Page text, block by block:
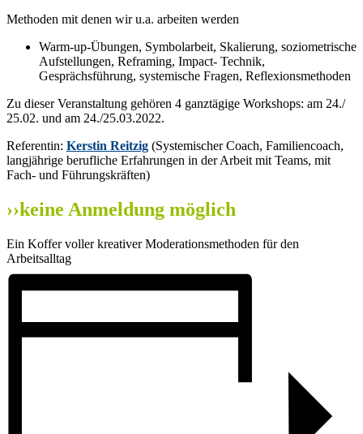
Methoden mit denen wir u.a. arbeiten werden
Warm-up-Übungen, Symbolarbeit, Skalierung, soziometrische
Aufstellungen, Reframing, Impact- Technik,
Gesprächsführung, systemische Fragen, Reflexionsmethoden
Zu dieser Veranstaltung gehören 4 ganztägige Workshops: am 24./
25.02. und am 24./25.03.2022.
Referentin: Kerstin Reitzig (Systemischer Coach, Familiencoach,
langjährige berufliche Erfahrungen in der Arbeit mit Teams, mit
Fach- und Führungskräften)
››keine Anmeldung möglich
Ein Koffer voller kreativer Moderationsmethoden für den
Arbeitsalltag